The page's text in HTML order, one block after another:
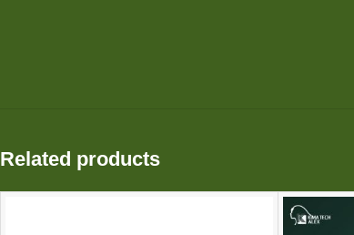
Related products